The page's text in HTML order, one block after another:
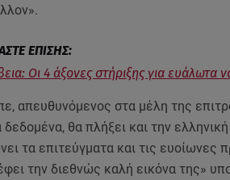
Οι 4 άξονες στήριξης για ευάλωτα
απευθυνόμενος στα μέλη της
δεδομένα, θα πλήξει και την
τα επιτεύγματα και τις ευοίωνες
την διεθνώς καλή εικόνα της»